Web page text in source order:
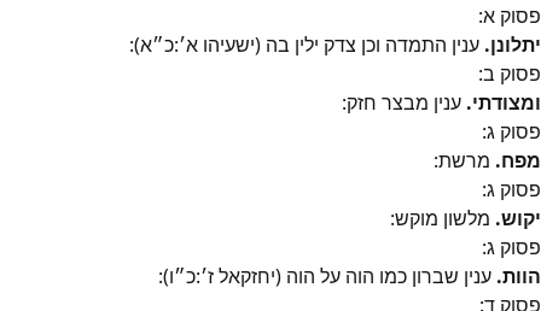
פסוק א:
יתלונן. ענין התמדה וכן צדק ילין בה (ישעיהו א׳:כ״א):
פסוק ב:
ומצודתי. ענין מבצר חזק:
פסוק ג:
מפח. מרשת:
פסוק ג:
יקוש. מלשון מוקש:
פסוק ג:
הוות. ענין שברון כמו הוה על הוה (יחזקאל ז׳:כ״ו):
פסוק ד: